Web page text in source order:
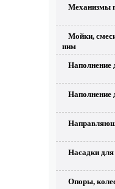
Механизмы
Мойки,
ним
Наполнение
Наполнение
Насадки
Опоры,